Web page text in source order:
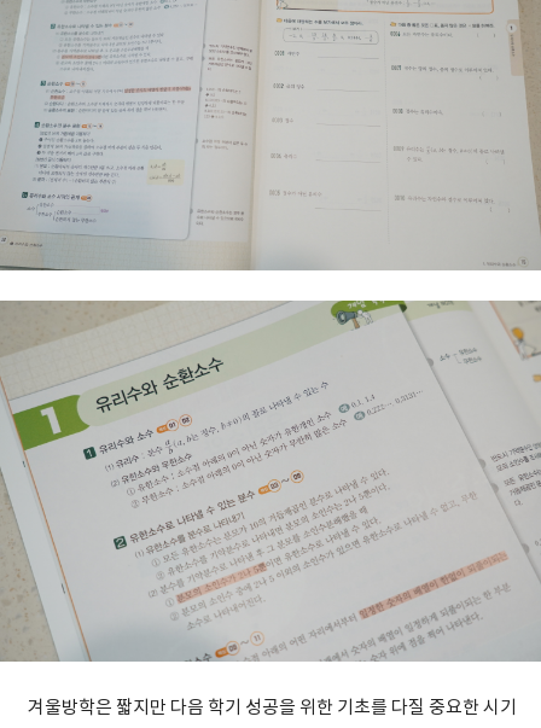
겨울방학은 짧지만 다음 학기 성공을 위한 기초를 다질 중요한 시기